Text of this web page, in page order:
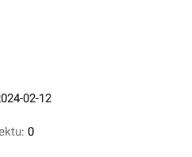
02-12
0